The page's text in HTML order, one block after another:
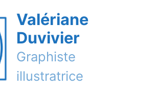
Valériane
Duvivier
Graphiste
illustratrice